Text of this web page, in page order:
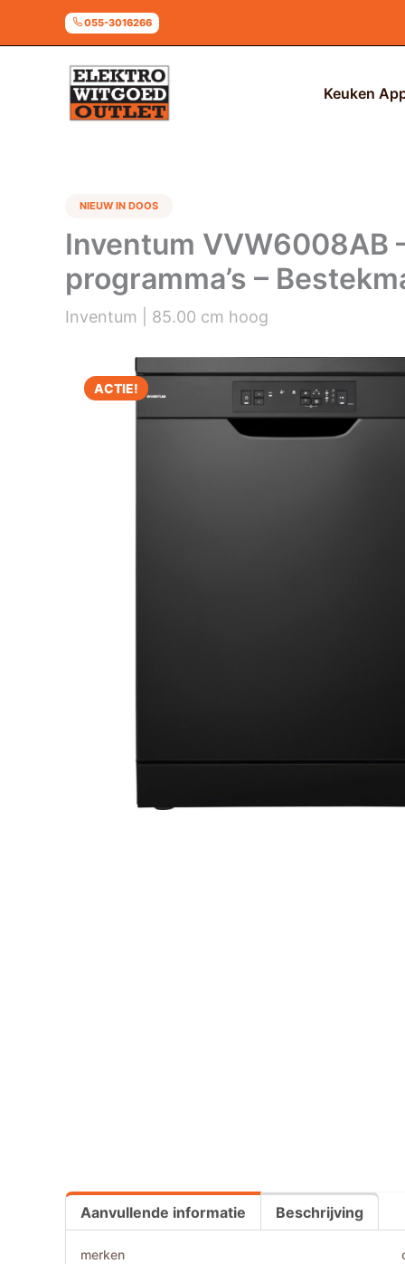
de
055-3016266
Keuken
NIEUW IN DOOS
Inventum VVW6008AB
programma’s –
Inventum | 85.00 cm hoog
ACTIE!
Aanvullende informatie Beschrijving
merken